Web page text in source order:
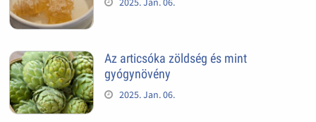
Az articsóka zöldség és mint
gyógynövény
2025. Jan. 06.